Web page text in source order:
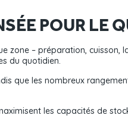
POUR LE
zone – préparation, cuisson,
du quotidien.
que les nombreux
les capacités de